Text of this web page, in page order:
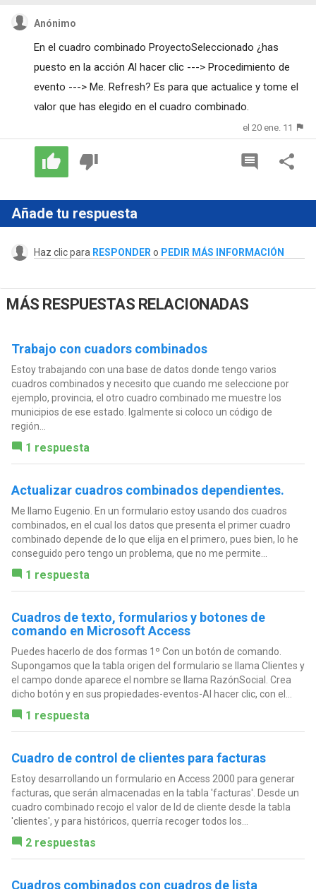
Anónimo
En el cuadro combinado ProyectoSeleccionado ¿has
puesto en la acción Al hacer clic ---> Procedimiento de
evento ---> Me. Refresh? Es para que actualice y tome el
valor que has elegido en el cuadro combinado.
el 20 ene. 11
Añade tu respuesta
Haz clic para RESPONDER o PEDIR MÁS INFORMACIÓN
MÁS RESPUESTAS RELACIONADAS
Trabajo con cuadors combinados
Estoy trabajando con una base de datos donde tengo varios
cuadros combinados y necesito que cuando me seleccione por
ejemplo, provincia, el otro cuadro combinado me muestre los
municipios de ese estado. Igalmente si coloco un código de
región...
1 respuesta
Actualizar cuadros combinados dependientes.
Me llamo Eugenio. En un formulario estoy usando dos cuadros
combinados, en el cual los datos que presenta el primer cuadro
combinado depende de lo que elija en el primero, pues bien, lo he
conseguido pero tengo un problema, que no me permite...
1 respuesta
Cuadros de texto, formularios y botones de
comando en Microsoft Access
Puedes hacerlo de dos formas 1º Con un botón de comando.
Supongamos que la tabla origen del formulario se llama Clientes y
el campo donde aparece el nombre se llama RazónSocial. Crea
dicho botón y en sus propiedades-eventos-Al hacer clic, con el...
1 respuesta
Cuadro de control de clientes para facturas
Estoy desarrollando un formulario en Access 2000 para generar
facturas, que serán almacenadas en la tabla 'facturas'. Desde un
cuadro combinado recojo el valor de Id de cliente desde la tabla
'clientes', y para históricos, querría recoger todos los...
2 respuestas
Cuadros combinados con cuadros de lista